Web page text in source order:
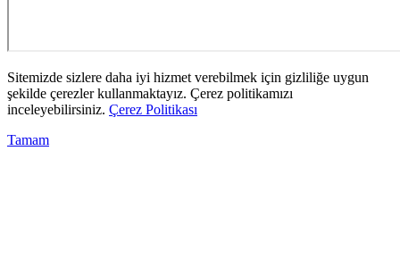
Sitemizde sizlere daha iyi hizmet verebilmek için gizliliğe uygun
şekilde çerezler kullanmaktayız. Çerez politikamızı
inceleyebilirsiniz. Çerez Politikası
Tamam